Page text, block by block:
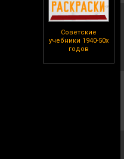
Советские
учебники 1940-50х
годов